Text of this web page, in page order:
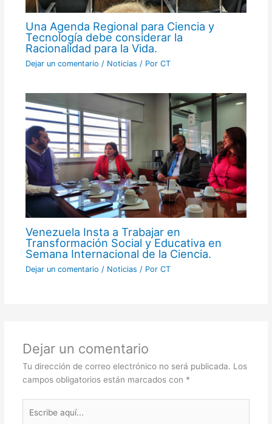
Una Agenda Regional para Ciencia y
Tecnología debe considerar la
Racionalidad para la Vida.
Dejar un comentario / Noticias / Por CT
Venezuela Insta a Trabajar en
Transformación Social y Educativa en
Semana Internacional de la Ciencia.
Dejar un comentario / Noticias / Por CT
Dejar un comentario
Tu dirección de correo electrónico no será publicada. Los
campos obligatorios están marcados con *
aquí...